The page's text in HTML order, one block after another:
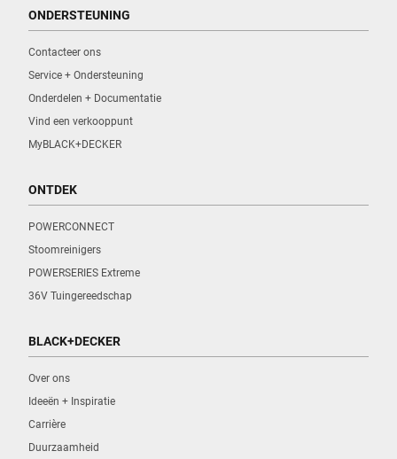
ONDERSTEUNING
Contacteer ons
Service + Ondersteuning
Onderdelen + Documentatie
Vind een verkooppunt
MyBLACK+DECKER
ONTDEK
POWERCONNECT
Stoomreinigers
POWERSERIES Extreme
36V Tuingereedschap
BLACK+DECKER
Over ons
Ideeën + Inspiratie
Carrière
Duurzaamheid